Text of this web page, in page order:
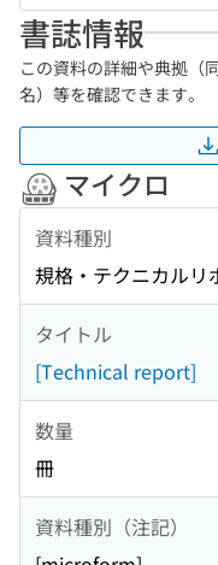
書誌情報
この資料の詳細や典拠（
名）等を確認できます。
マイクロ
資料種別
規格・テクニカルリ
タイトル
[Technical report]
数量
冊
資料種別（注記）